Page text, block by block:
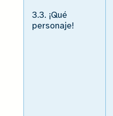
3.3. ¡Qué
personaje!